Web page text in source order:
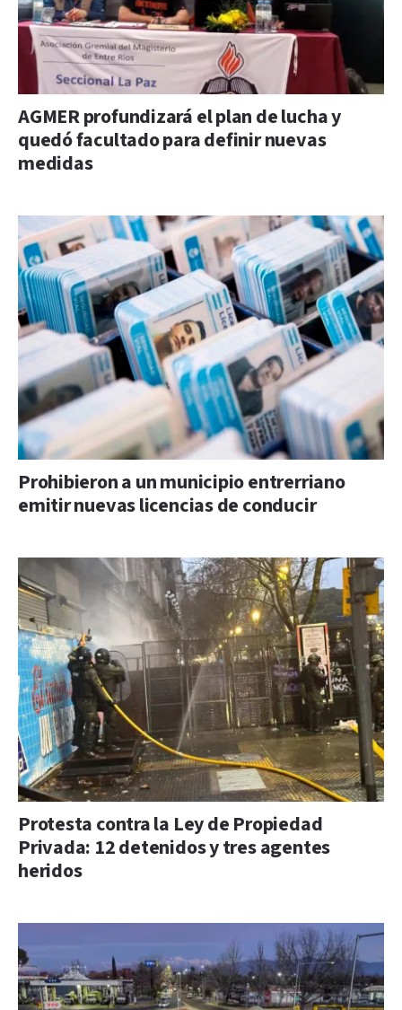
AGMER profundizará el plan de lucha y
quedó facultado para definir nuevas
medidas
Prohibieron a un municipio entrerriano
emitir nuevas licencias de conducir
Protesta contra la Ley de Propiedad
Privada: 12 detenidos y tres agentes
heridos